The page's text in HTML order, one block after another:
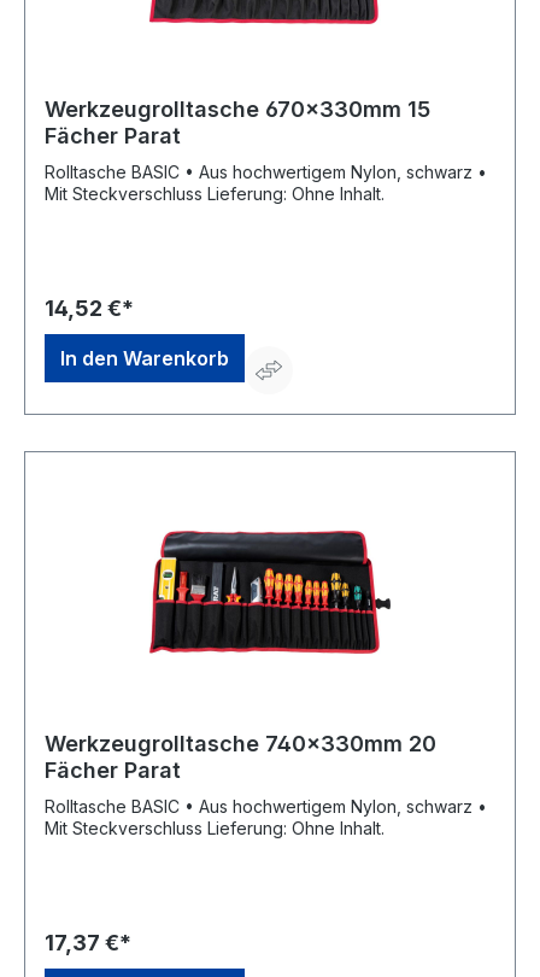
Werkzeugrolltasche 670x330mm 15
Fächer Parat
Rolltasche BASIC • Aus hochwertigem Nylon, schwarz •
Mit Steckverschluss Lieferung: Ohne Inhalt.
14,52 €*
In den Warenkorb
Werkzeugrolltasche 740x330mm 20
Fächer Parat
Rolltasche BASIC • Aus hochwertigem Nylon, schwarz •
Mit Steckverschluss Lieferung: Ohne Inhalt.
17,37 €*